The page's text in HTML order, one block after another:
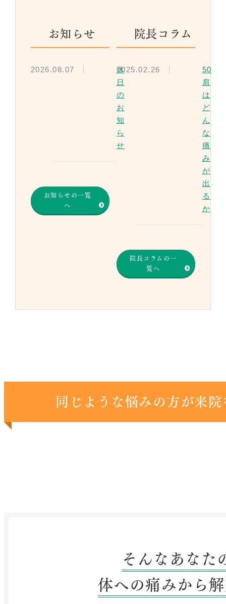
お知らせ
2026.08.07
休
日
の
お
知
ら
せ
お知らせの一覧
へ
院長コラム
2025.02.26
50
肩
は
ど
ん
な
痛
み
が
出
る
か
院長コラムの一
覧へ
同じような悩みの方が来
そんなあなた
体への痛みから